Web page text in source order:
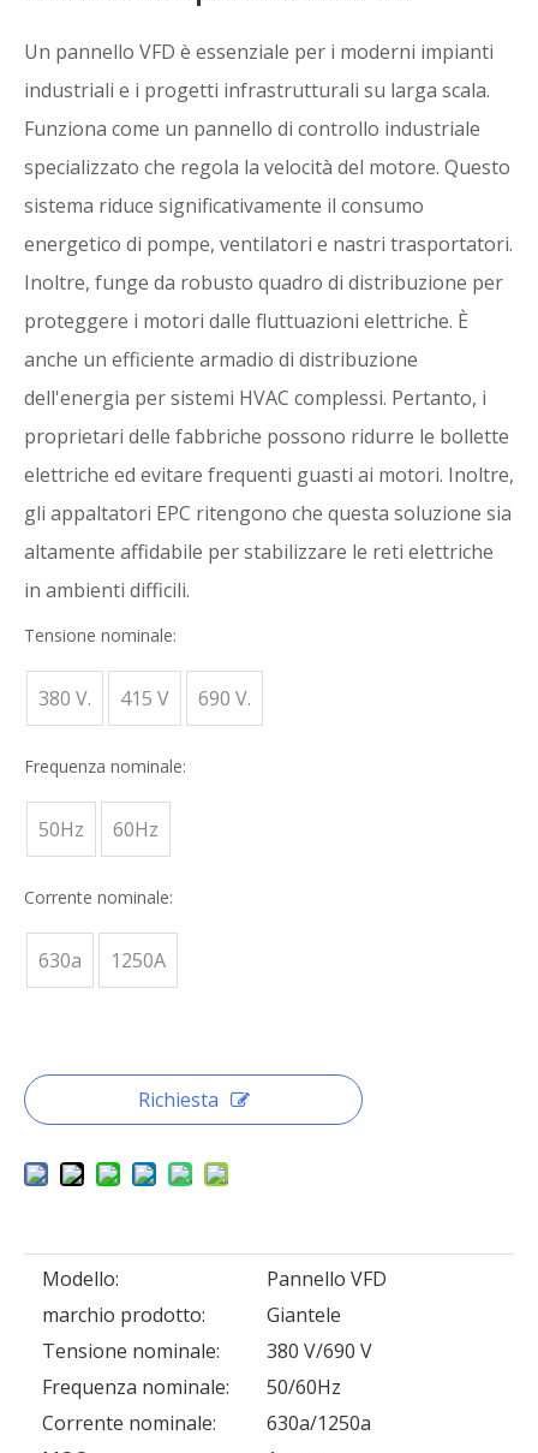
Un pannello VFD è essenziale per i moderni impianti
industriali e i progetti infrastrutturali su larga scala.
Funziona come un pannello di controllo industriale
specializzato che regola la velocità del motore. Questo
sistema riduce significativamente il consumo
energetico di pompe, ventilatori e nastri trasportatori.
Inoltre, funge da robusto quadro di distribuzione per
proteggere i motori dalle fluttuazioni elettriche. È
anche un efficiente armadio di distribuzione
dell'energia per sistemi HVAC complessi. Pertanto, i
proprietari delle fabbriche possono ridurre le bollette
elettriche ed evitare frequenti guasti ai motori. Inoltre,
gli appaltatori EPC ritengono che questa soluzione sia
altamente affidabile per stabilizzare le reti elettriche
in ambienti difficili.
Tensione nominale:
380 V. 415 V 690 V.
Frequenza nominale:
50Hz 60Hz
Corrente nominale:
630a 1250A
Richiesta
Modello:
Pannello VFD
marchio prodotto:
Giantele
Tensione nominale:
380 V/690 V
Frequenza nominale:
50/60Hz
Corrente nominale:
630a/1250a